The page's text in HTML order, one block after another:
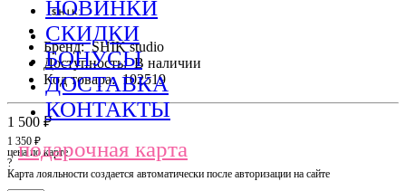
НОВИНКИ
СКИДКИ
БОНУСЫ
ДОСТАВКА
КОНТАКТЫ
подарочная карта
Бренд: SHIK studio
Доступность:В наличии
Код товара: 102519
1 500 ₽
1 350 ₽
цена по карте
?
Карта лояльности создается автоматически после авторизации на сайте